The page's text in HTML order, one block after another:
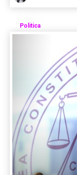
Politica